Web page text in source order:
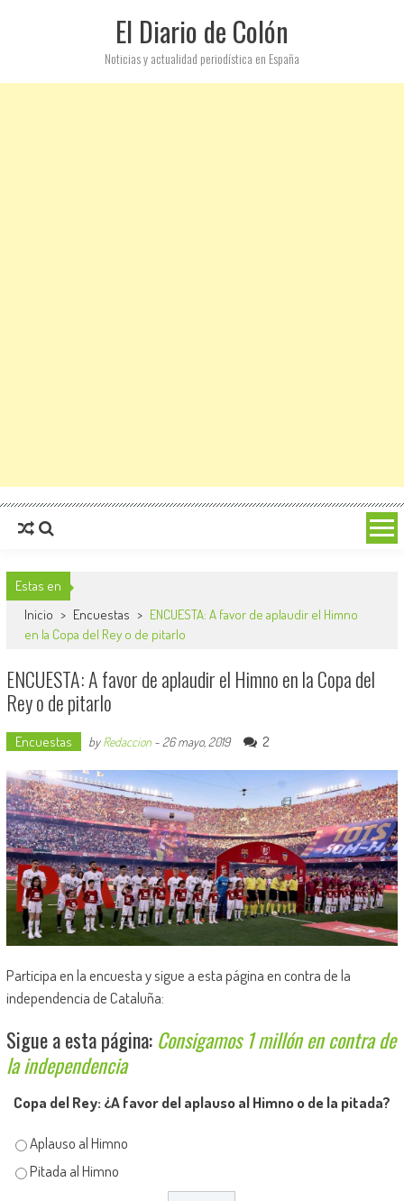
El Diario de Colón
Noticias y actualidad periodística en España
Estas en
Inicio > Encuestas > ENCUESTA: A favor de aplaudir el Himno
en la Copa del Rey o de pitarlo
ENCUESTA: A favor de aplaudir el Himno en la Copa del
Rey o de pitarlo
Encuestas byRedaccion- 26 mayo, 2019 2
Participa en la encuesta y sigue a esta página en contra de la
independencia de Cataluña:
Sigue a esta página: Consigamos 1 millón en contra de
la independencia
Copa del Rey: ¿A favor del aplauso al Himno o de la pitada?
Aplauso al Himno
Pitada al Himno